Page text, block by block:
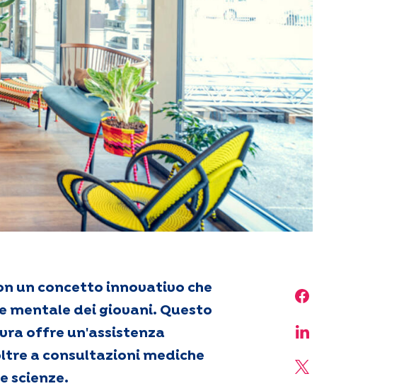
Share on
Share on
Share on X
un concetto innovativo che
mentale dei giovani. Questo
offre un'assistenza
a consultazioni mediche
scienze.